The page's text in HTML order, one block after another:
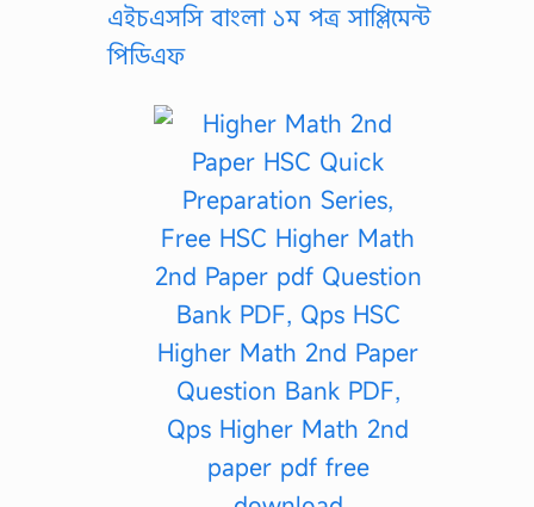
এইচএসসি বাংলা ১ম পত্র সাপ্লিমেন্ট
পিডিএফ